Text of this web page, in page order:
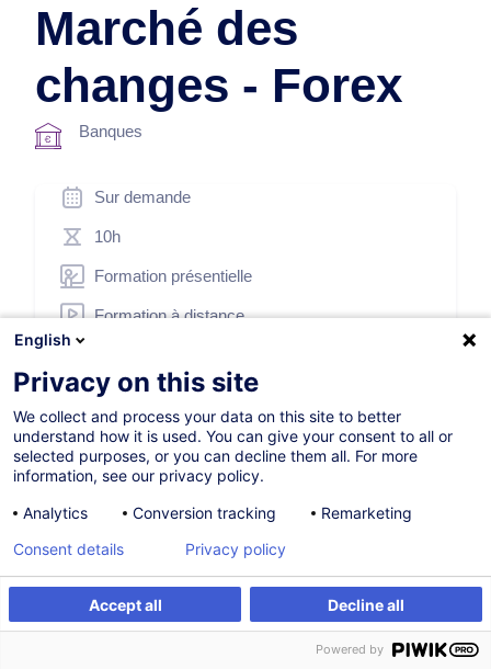
S'inscrire Formation sur mesure
Marché des
changes - Forex
Banques
Sur demande
10h
Formation présentielle
Formation à distance
Cours du jour
French / Français
000391
330,00EUR (+3% TVA)
*
S'inscrire
English
Privacy on this site
We collect and process your data on this site to better
understand how it is used. You can give your consent to all or
selected purposes, or you can decline them all. For more
information, see our privacy policy.
Analytics
Conversion tracking Remarketing
Accept all Decline all
Consent details Privacy policy
Powered by